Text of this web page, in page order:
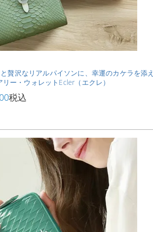
と贅沢なリアルパイソンに、幸運のカケラを
ー・ウォレットEcler（エクレ）
税込